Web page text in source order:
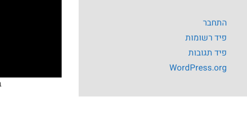
התחבר
פיד רשומות
פיד תגובות
WordPress.org